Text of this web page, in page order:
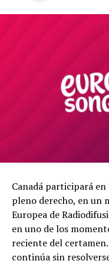
Canadá participará
pleno derecho, en un
Europea de
en uno de los
reciente del
continúa sin